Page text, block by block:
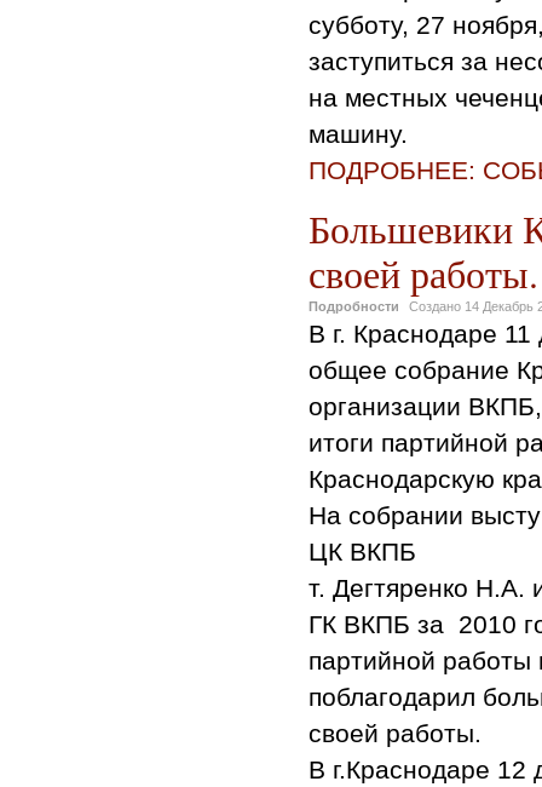
субботу, 27
заступиться за
на местных
машину.
ПОДРОБНЕЕ:
Большевики
своей работы.
Подробности Создано 14 Декабрь
В г. Краснодаре 11
общее собрание
организации
итоги партийной
Краснодарскую
На собрании
ЦК ВКПБ
т. Дегтяренко Н.А.
ГК ВКПБ за 2010
партийной
поблагодарил
своей работы.
В г.Краснодаре 12